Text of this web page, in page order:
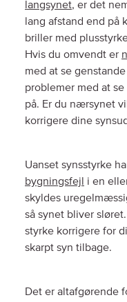
langsynet, er det
lang afstand end på
briller med
Hvis du omvendt er
med at se
problemer med at
på. Er du nærsynet
korrigere dine
Uanset synsstyrke
bygningsfejl
i en
skyldes
så synet bliver
styrke korrigere for
skarpt syn tilbage.
Det er altafgørende